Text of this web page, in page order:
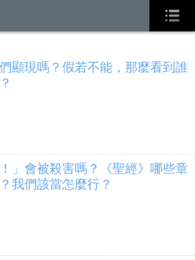
顯現嗎？假若不能，那麼看到誰
」會被殺害嗎？《聖經》哪些章
我們該當怎麼行？